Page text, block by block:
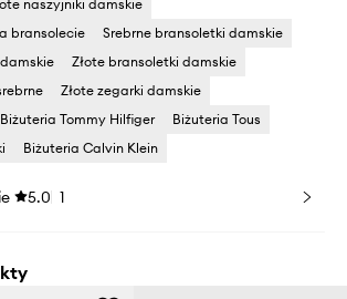
naszyjniki damskie
bransolecie
Srebrne bransoletki damskie
Złote bransoletki damskie
Złote zegarki damskie
Biżuteria Tommy Hilfiger
Biżuteria Tous
Biżuteria Calvin Klein
5.0 1